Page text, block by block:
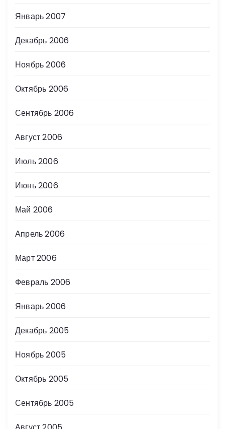
Январь 2007
Декабрь 2006
Ноябрь 2006
Октябрь 2006
Сентябрь 2006
Август 2006
Июль 2006
Июнь 2006
Май 2006
Апрель 2006
Март 2006
Февраль 2006
Январь 2006
Декабрь 2005
Ноябрь 2005
Октябрь 2005
Сентябрь 2005